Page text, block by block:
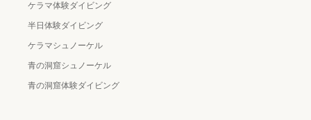
ケラマ体験ダイビング
半日体験ダイビング
ケラマシュノーケル
青の洞窟シュノーケル
青の洞窟体験ダイビング